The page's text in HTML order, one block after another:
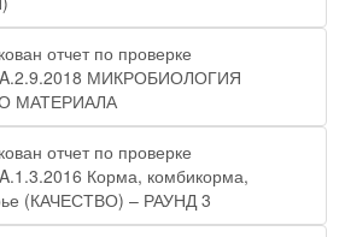
отчет по проверке
МИКРОБИОЛОГИЯ
МАТЕРИАЛА
отчет по проверке
Корма, комбикорма,
(КАЧЕСТВО) – РАУНД 3